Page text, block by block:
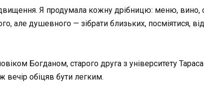
Я продумала кожну дрібницю: меню, вино,
але душевного — зібрати близьких, посміятися,
Богданом, старого друга з університету
вечір обіцяв бути легким.